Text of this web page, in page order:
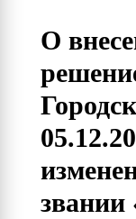
О